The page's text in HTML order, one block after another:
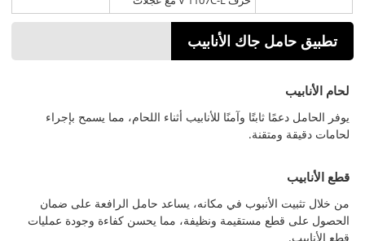
تطبيق حامل جاك الأنابيب
لحام الأنابيب
يوفر الحامل دعمًا ثابتًا وآمنًا للأنابيب أثناء اللحام، مما يسمح بإجراء
لحامات دقيقة ومتقنة.
قطع الأنابيب
من خلال تثبيت الأنبوب في مكانه، يساعد حامل الرافعة على ضمان
الحصول على قطع مستقيمة ونظيفة، مما يحسن كفاءة وجودة عمليات
قطع الأنابيب.